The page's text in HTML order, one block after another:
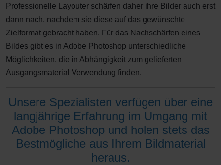
Professionelle Layouter schärfen daher ihre Bilder auch erst
dann nach, nachdem sie diese auf das gewünschte
Zielformat gebracht haben. Für das Nachschärfen eines
Bildes gibt es in Adobe Photoshop unterschiedliche
Möglichkeiten, die in Abhängigkeit zum gelieferten
Ausgangsmaterial Verwendung finden.
Unsere Spezialisten verfügen über eine
langjährige Erfahrung im Umgang mit
Adobe Photoshop und holen stets das
Bestmögliche aus Ihrem Bildmaterial
heraus.